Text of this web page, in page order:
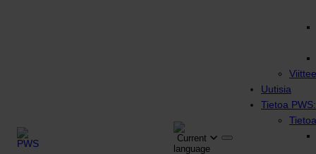
Uutisia
Tietoa